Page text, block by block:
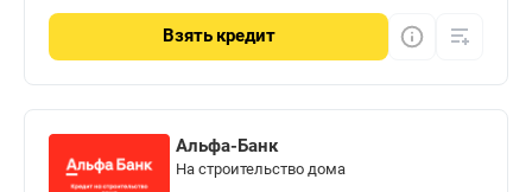
Взять кредит
Альфа-Банк
На строительство дома